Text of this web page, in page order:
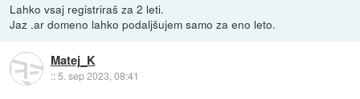
Lahko vsaj registriraš za 2 leti.
Jaz .ar domeno lahko podaljšujem samo za eno leto.
Matej_K
::5. sep 2023, 08:41